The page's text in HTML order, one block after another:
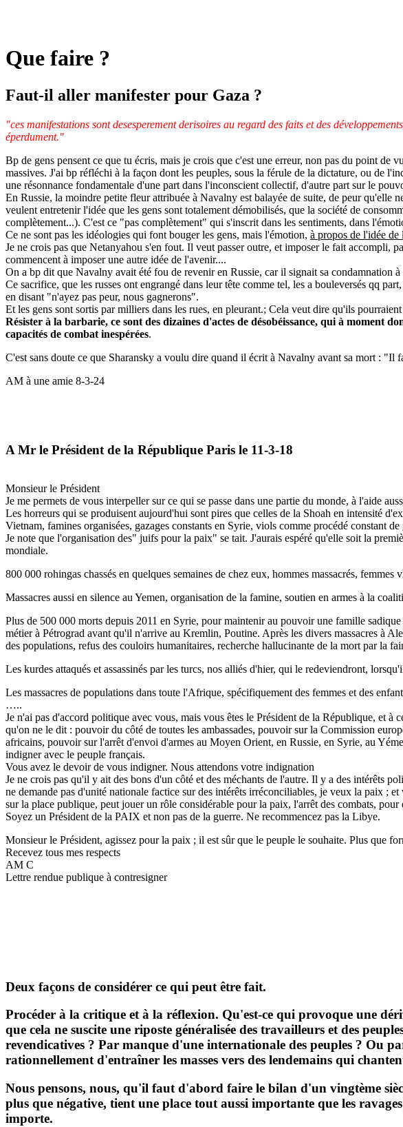
Que faire ?
Faut-il aller manifester pour Gaza ?
"ces manifestations sont desesperement derisoires au regard des faits et des
éperdument."
Bp de gens pensent ce que tu écris, mais je crois que c'est une erreur, non pas du point
massives. J'ai bp réfléchi à la façon dont les peuples, sous la férule de la dictature, ou de
une résonnance fondamentale d'une part dans l'inconscient collectif, d'autre part sur le
En Russie, la moindre petite fleur attribuée à Navalny est balayée de suite, de peur
veulent entretenir l'idée que les gens sont totalement démobilisés, que la société de
complètement...). C'est ce "pas complètement" qui s'inscrit dans les sentiments, dans
Ce ne sont pas les idéologies qui font bouger les gens, mais l'émotion, à propos de l'idée
Je ne crois pas que Netanyahou s'en fout. Il veut passer outre, et imposer le fait accompli,
commencent à imposer une autre idée de l'avenir....
On a bp dit que Navalny avait été fou de revenir en Russie, car il signait sa condamnation à
Ce sacrifice, que les russes ont engrangé dans leur tête comme tel, les a bouleversés qq
en disant "n'ayez pas peur, nous gagnerons".
Et les gens sont sortis par milliers dans les rues, en pleurant.; Cela veut dire qu'ils
Résister à la barbarie, ce sont des dizaines d'actes de désobéissance, qui à moment
capacités de combat inespérées.
C'est sans doute ce que Sharansky a voulu dire quand il écrit à Navalny avant sa mort :
AM à une amie 8-3-24
A Mr le Président de la République Paris le 11-3-18
Monsieur le Président
Je me permets de vous interpeller sur ce qui se passe dans une partie du monde, à l'aide
Les horreurs qui se produisent aujourd'hui sont pires que celles de la Shoah en intensité
Vietnam, famines organisées, gazages constants en Syrie, viols comme procédé constant de
Je note que l'organisation des" juifs pour la paix" se tait. J'aurais espéré qu'elle soit la
mondiale.
800 000 rohingas chassés en quelques semaines de chez eux, hommes massacrés,
Massacres aussi en silence au Yemen, organisation de la famine, soutien en armes à la
Plus de 500 000 morts depuis 2011 en Syrie, pour maintenir au pouvoir une famille
métier à Pétrograd avant qu'il n'arrive au Kremlin, Poutine. Après les divers massacres à
des populations, refus des couloirs humanitaires, recherche hallucinante de la mort par la
Les kurdes attaqués et assassinés par les turcs, nos alliés d'hier, qui le redeviendront,
Les massacres de populations dans toute l'Afrique, spécifiquement des femmes et des
…..
Je n'ai pas d'accord politique avec vous, mais vous êtes le Président de la République, et à
qu'on ne le dit : pouvoir du côté de toutes les ambassades, pouvoir sur la Commission
africains, pouvoir sur l'arrêt d'envoi d'armes au Moyen Orient, en Russie, en Syrie, au
indigner avec le peuple français.
Vous avez le devoir de vous indigner. Nous attendons votre indignation
Je ne crois pas qu'il y ait des bons d'un côté et des méchants de l'autre. Il y a des intérêts
ne demande pas d'unité nationale factice sur des intérêts irréconciliables, je veux la paix ;
sur la place publique, peut jouer un rôle considérable pour la paix, l'arrêt des combats, pour
Soyez un Président de la PAIX et non pas de la guerre. Ne recommencez pas la Libye.
Monsieur le Président, agissez pour la paix ; il est sûr que le peuple le souhaite. Plus que
Recevez tous mes respects
AM C
Lettre rendue publique à contresigner
Deux façons de considérer ce qui peut être fait.
Procéder à la critique et à la réflexion. Qu'est-ce qui provoque une
que cela ne suscite une riposte généralisée des travailleurs et des
revendicatives ? Par manque d'une internationale des peuples ? Ou
rationnellement d'entraîner les masses vers des lendemains qui
Nous pensons, nous, qu'il faut d'abord faire le bilan d'un vingtème
plus que négative, tient une place tout aussi importante que les
importe.